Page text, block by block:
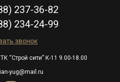
237-36-82
234-24-99
звонок
“Строй сити” К-11 9.00-18.00
yug@mail.ru